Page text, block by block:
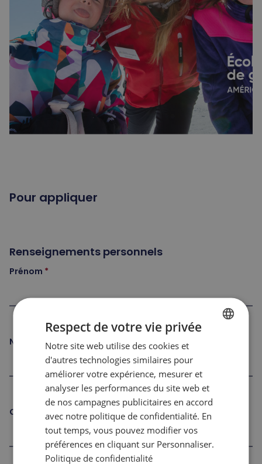
Pour appliquer
Renseignements personnels
Prénom
Nom de famille
Courriel
Respect de votre vie privée
Notre site web utilise des cookies et
d'autres technologies similaires pour
améliorer votre expérience, mesurer et
analyser les performances du site web et
de nos campagnes publicitaires en accord
avec notre politique de confidentialité. En
tout temps, vous pouvez modifier vos
préférences en cliquant sur Personnaliser.
Politique de confidentialité